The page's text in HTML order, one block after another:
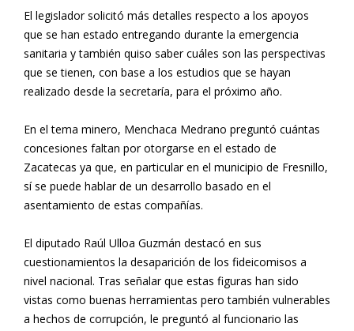
El legislador solicitó más detalles respecto a los apoyos
que se han estado entregando durante la emergencia
sanitaria y también quiso saber cuáles son las perspectivas
que se tienen, con base a los estudios que se hayan
realizado desde la secretaría, para el próximo año.
En el tema minero, Menchaca Medrano preguntó cuántas
concesiones faltan por otorgarse en el estado de
Zacatecas ya que, en particular en el municipio de Fresnillo,
sí se puede hablar de un desarrollo basado en el
asentamiento de estas compañías.
El diputado Raúl Ulloa Guzmán destacó en sus
cuestionamientos la desaparición de los fideicomisos a
nivel nacional. Tras señalar que estas figuras han sido
vistas como buenas herramientas pero también vulnerables
a hechos de corrupción, le preguntó al funcionario las